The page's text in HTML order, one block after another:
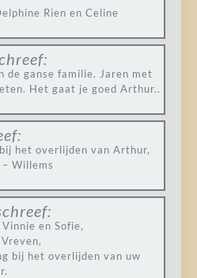
Rien en Celine
de ganse familie. Jaren met
Het gaat je goed Arthur..
het overlijden van Arthur,
Willems
en Sofie,
bij het overlijden van uw